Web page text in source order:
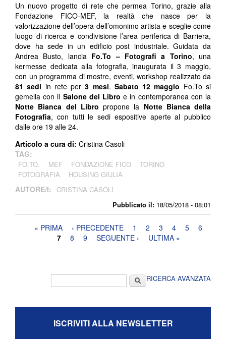
Pubblicato il: 18/05/2018 - 08:01
Un nuovo progetto di rete che permea Torino, grazie alla
Fondazione FICO-MEF, la realtà che nasce per la
valorizzazione dell’opera dell’omonimo artista e sceglie come
luogo di ricerca e condivisione l’area periferica di Barriera,
dove ha sede in un edificio post industriale. Guidata da
Andrea Busto, lancia Fo.To – Fotografi a Torino, una
kermesse dedicata alla fotografia, inaugurata il 3 maggio,
con un programma di mostre, eventi, workshop realizzato da
81 sedi in rete per3 mesi. Sabato 12 maggio Fo.To si
gemella con il Salone del Libro e in contemporanea con la
Notte Bianca del Libro propone la Notte Bianca della
Fotografia, con tutti le sedi espositive aperte al pubblico
dalle ore 19 alle 24.
Articolo a cura di: Cristina Casoli
TAG:
FO.TO. MEF FONDAZIONE FICO
TORINO
FOTOGRAFIA
HOUSING GIULIA
AUTORE/I: CRISTINA CASOLI
Pagine« PRIMA ‹ PRECEDENTE 1 2 3 4 5
6
7
8 9 SEGUENTE › ULTIMA »
CercaRICERCA AVANZATA
ISCRIVITI ALLA NEWSLETTER